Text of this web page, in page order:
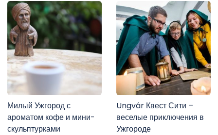
Милый Ужгород с
ароматом кофе и мини-
скульптурками
Ungvár Квест Сити –
веселые приключения в
Ужгороде